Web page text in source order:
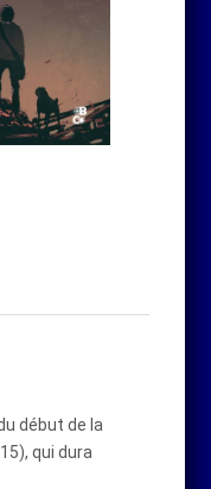
début de la
qui dura